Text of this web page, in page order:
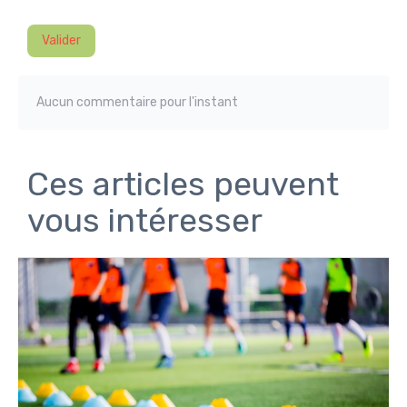
Valider
Aucun commentaire pour l'instant
Ces articles peuvent
vous intéresser